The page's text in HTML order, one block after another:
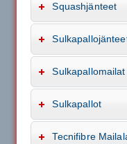
Squashjänteet
Sulkapallomailat
Sulkapallot
Tecnifibre